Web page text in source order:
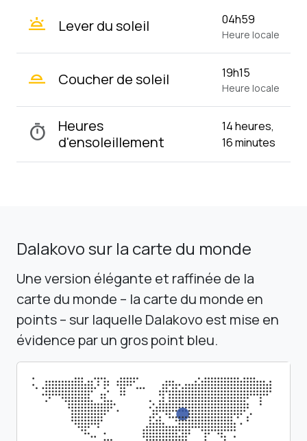
wb_twilight Lever du soleil 04h59
Heure locale
wb_twilight_2 Coucher de soleil 19h15
Heure locale
timer
Heures
d'ensoleillement
14 heures,
16 minutes
Dalakovo sur la carte du monde
Une version élégante et raffinée de la
carte du monde – la carte du monde en
points – sur laquelle Dalakovo est mise en
évidence par un gros point bleu.